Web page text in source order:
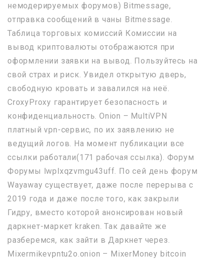
немодерируемых форумов) Bitmessage,
отправка сообщений в чаны Bitmessage.
Таблица торговых комиссий Комиссии на
вывод криптовалюты отображаются при
оформлении заявки на вывод. Пользуйтесь на
свой страх и риск. Увидел открытую дверь,
свободную кровать и завалился на неё.
CroxyProxy гарантирует безопасность и
конфиденциальность. Onion – MultiVPN
платный vpn-сервис, по их заявлению не
ведущий логов. На момент публикации все
ссылки работали(171 рабочая ссылка). Форум
Форумы lwplxqzvmgu43uff. По сей день форум
Wayaway существует, даже после перерыва с
2019 года и даже после того, как закрыли
Гидру, вместо которой анонсирован новый
даркнет-маркет kraken. Так давайте же
разберемся, как зайти в Даркнет через.
Mixermikevpntu2o.onion – MixerMoney bitcoin